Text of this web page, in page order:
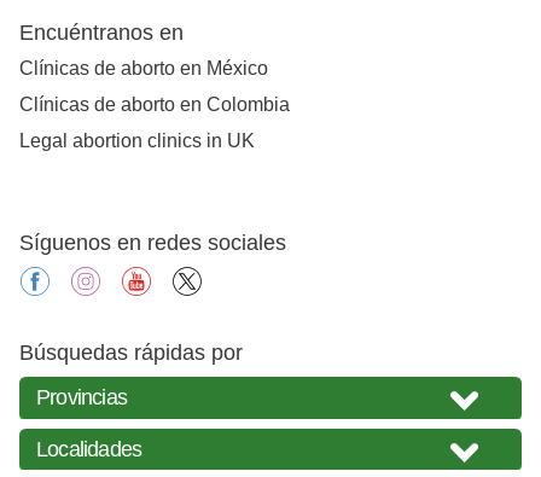
Encuéntranos en
Clínicas de aborto en México
Clínicas de aborto en Colombia
Legal abortion clinics in UK
Síguenos en redes sociales
facebookinstagramyoutube
Búsquedas rápidas por